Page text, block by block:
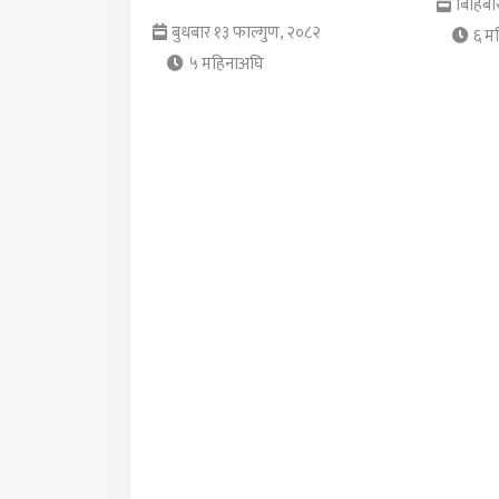
बुधबार १३ फाल्गुण, २०८२
५ महिनाअघि
६